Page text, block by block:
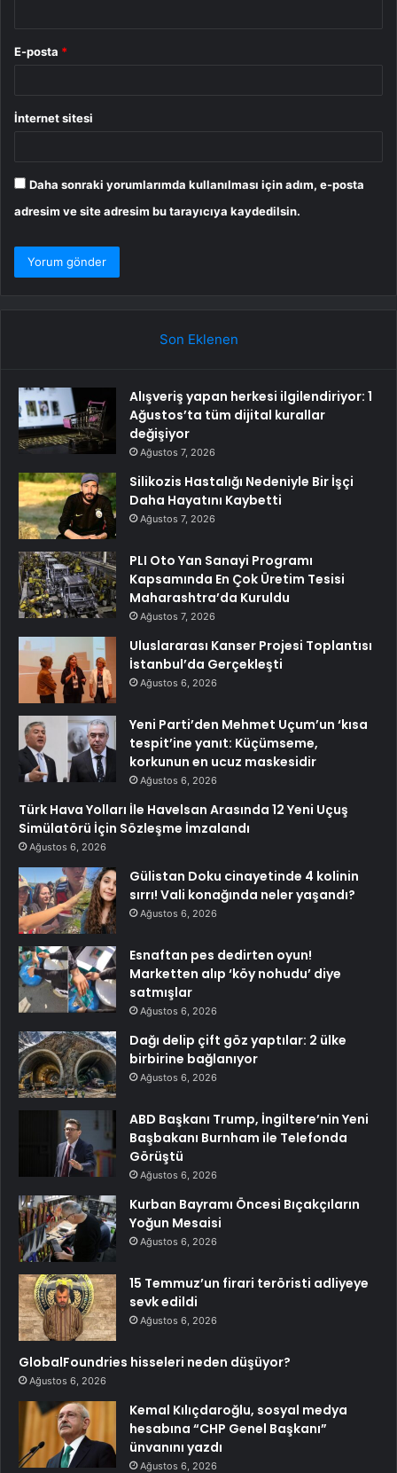
E-posta *
İnternet sitesi
Daha sonraki yorumlarımda kullanılması için adım, e-posta
adresim ve site adresim bu tarayıcıya kaydedilsin.
Son Eklenen
Alışveriş yapan herkesi ilgilendiriyor: 1
Ağustos’ta tüm dijital kurallar
değişiyor
Ağustos 7, 2026
Silikozis Hastalığı Nedeniyle Bir İşçi
Daha Hayatını Kaybetti
Ağustos 7, 2026
PLI Oto Yan Sanayi Programı
Kapsamında En Çok Üretim Tesisi
Maharashtra’da Kuruldu
Ağustos 7, 2026
Uluslararası Kanser Projesi Toplantısı
İstanbul’da Gerçekleşti
Ağustos 6, 2026
Yeni Parti’den Mehmet Uçum’un ‘kısa
tespit’ine yanıt: Küçümseme,
korkunun en ucuz maskesidir
Ağustos 6, 2026
Türk Hava Yolları İle Havelsan Arasında 12 Yeni Uçuş
Simülatörü İçin Sözleşme İmzalandı
Ağustos 6, 2026
Gülistan Doku cinayetinde 4 kolinin
sırrı! Vali konağında neler yaşandı?
Ağustos 6, 2026
Esnaftan pes dedirten oyun!
Marketten alıp ‘köy nohudu’ diye
satmışlar
Ağustos 6, 2026
Dağı delip çift göz yaptılar: 2 ülke
birbirine bağlanıyor
Ağustos 6, 2026
ABD Başkanı Trump, İngiltere’nin Yeni
Başbakanı Burnham ile Telefonda
Görüştü
Ağustos 6, 2026
Kurban Bayramı Öncesi Bıçakçıların
Yoğun Mesaisi
Ağustos 6, 2026
15 Temmuz’un firari teröristi adliyeye
sevk edildi
Ağustos 6, 2026
GlobalFoundries hisseleri neden düşüyor?
Ağustos 6, 2026
Kemal Kılıçdaroğlu, sosyal medya
hesabına “CHP Genel Başkanı”
ünvanını yazdı
Ağustos 6, 2026